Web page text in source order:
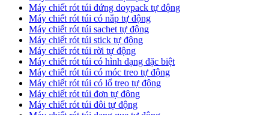
Máy chiết rót túi đứng doypack tự động
Máy chiết rót túi có nắp tự động
Máy chiết rót túi sachet tự động
Máy chiết rót túi stick tự động
Máy chiết rót túi rời tự động
Máy chiết rót túi có hình dạng đặc biệt
Máy chiết rót túi có móc treo tự động
Máy chiết rót túi có lổ treo tự động
Máy chiết rót túi đơn tự đông
Máy chiết rót túi đôi tự động